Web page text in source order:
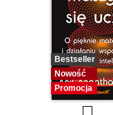
Bestseller
Nowość
Promocja